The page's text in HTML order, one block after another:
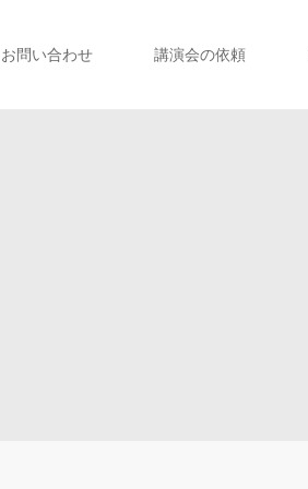
お問い合わせ 講演会の依頼